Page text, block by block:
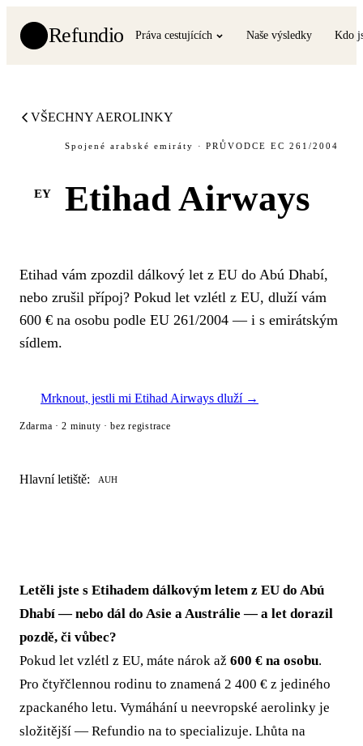
Refundio Práva cestujících Naše výsledky Kdo
VŠECHNY AEROLINKY
EY
Spojené arabské emiráty · PRŮVODCE EC 261/2004
Etihad Airways
Etihad vám zpozdil dálkový let z EU do Abú Dhabí,
nebo zrušil přípoj? Pokud let vzlétl z EU, dluží vám
600 € na osobu podle EU 261/2004 — i s emirátským
sídlem.
Mrknout, jestli mi Etihad Airways dluží →
Zdarma · 2 minuty · bez registrace
Hlavní letiště: AUH
Letěli jste s Etihadem dálkovým letem z EU do Abú
Dhabí — nebo dál do Asie a Austrálie — a let dorazil
pozdě, či vůbec?
Pokud let vzlétl z EU, máte nárok až 600 € na osobu.
Pro čtyřčlennou rodinu to znamená 2 400 € z jediného
zpackaného letu. Vymáhání u neevropské aerolinky je
složitější — Refundio na to specializuje. Lhůta na